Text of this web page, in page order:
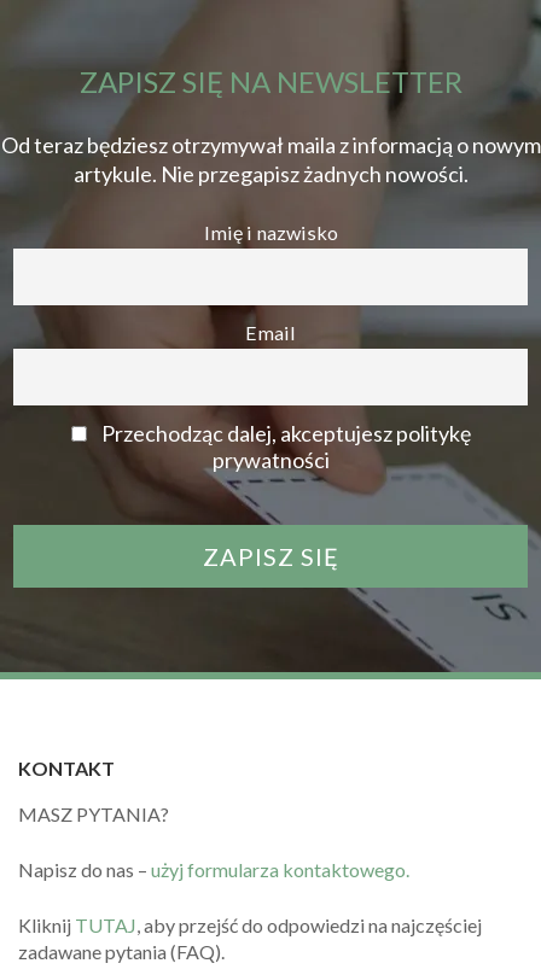
ZAPISZ SIĘ NA NEWSLETTER
Od teraz będziesz otrzymywał maila z informacją o nowym
artykule. Nie przegapisz żadnych nowości.
Imię i nazwisko
Email
Przechodząc dalej, akceptujesz politykę
prywatności
KONTAKT
MASZ PYTANIA?
Napisz do nas – użyj formularza kontaktowego.
Kliknij TUTAJ, aby przejść do odpowiedzi na najczęściej
zadawane pytania (FAQ).